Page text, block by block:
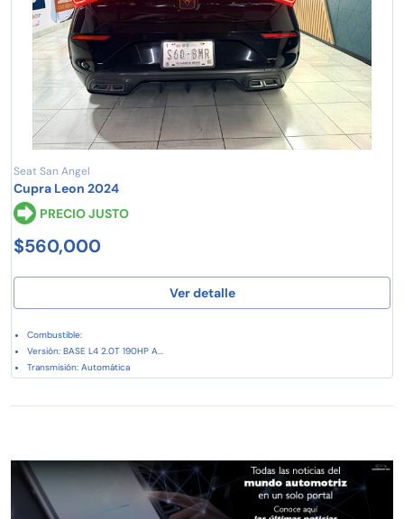
Seat San Angel
Cupra Leon 2024
PRECIO JUSTO
$560,000
Ver detalle
Combustible:
Versión: BASE L4 2.0T 190HP A...
Transmisión: Automática